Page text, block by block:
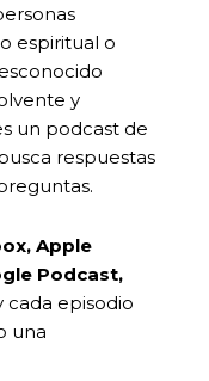
espiritual o
y
un podcast de
respuestas
Apple
Podcast,
cada episodio
una